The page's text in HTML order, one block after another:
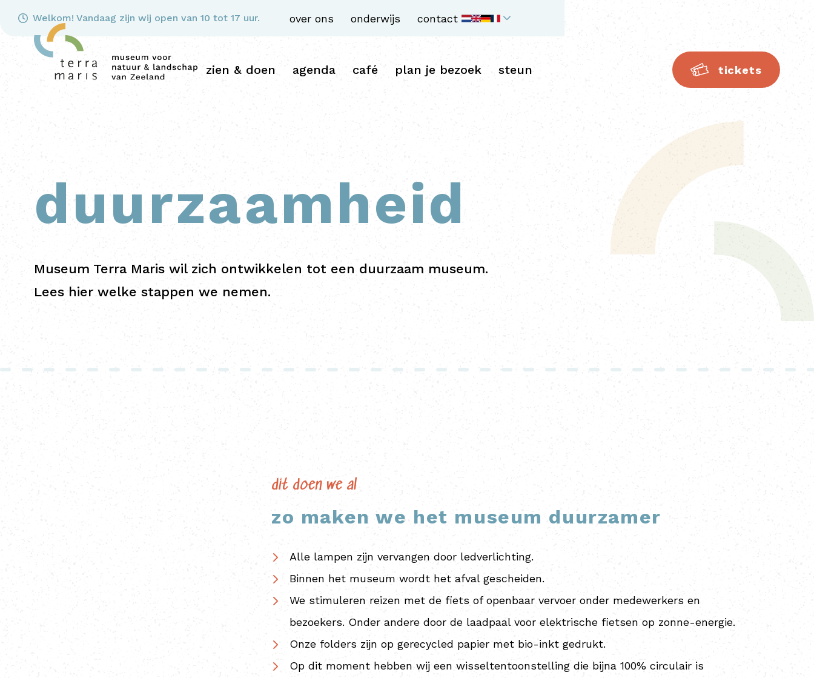
Welkom! Vandaag zijn wij open van 10 tot 17 uur. over ons onderwijs contact
zien & doen agenda café plan je bezoek steun tickets
duurzaamheid
Museum Terra Maris wil zich ontwikkelen tot een duurzaam museum.
Lees hier welke stappen we nemen.
dit doen we al
zo maken we het museum duurzamer
Alle lampen zijn vervangen door ledverlichting.
Binnen het museum wordt het afval gescheiden.
We stimuleren reizen met de fiets of openbaar vervoer onder medewerkers en
bezoekers. Onder andere door de laadpaal voor elektrische fietsen op zonne-energie.
Onze folders zijn op gerecycled papier met bio-inkt gedrukt.
Op dit moment hebben wij een wisseltentoonstelling die bijna 100% circulair is